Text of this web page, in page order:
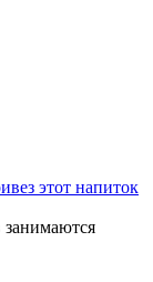
этот напиток